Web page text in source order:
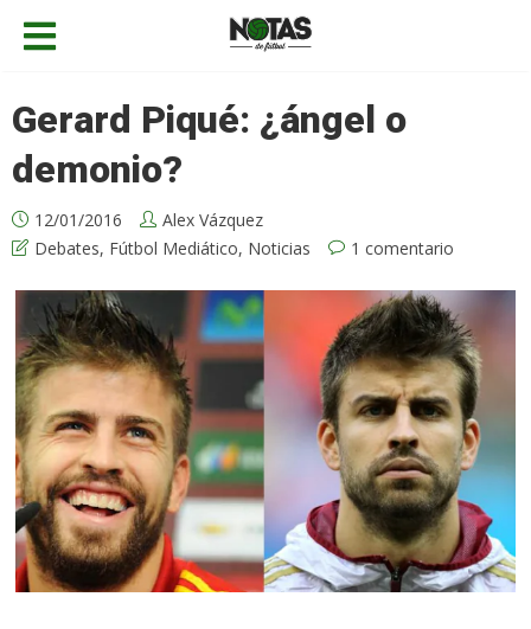
Gerard Piqué: ¿ángel o
demonio?
12/01/2016
Alex Vázquez
Debates, Fútbol Mediático, Noticias 1 comentario